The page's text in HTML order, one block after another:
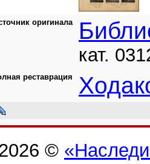
оригинала
кат.
реставрация
©